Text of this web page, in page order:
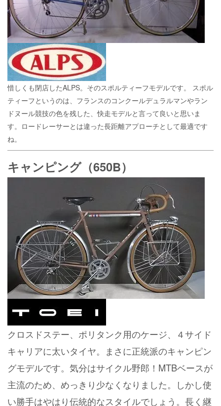
惜しくも閉店したALPS。そのスポルティーフモデルです。 スポル
ティーフというのは、フランスのコンクールデュラルマンやラン
ドヌール競技の色を残した、快走モデルと言って良いと思いま
す。ロードレーサーとは違った長距離アプローチとして最適です
ね。
キャンピング（650B）
クロスドステー、ポリタンク用のケージ、４サイド
キャリアに太いタイヤ。まさに正統派のキャンピン
グモデルです。気分はサイクル野郎！MTBベースが
主流のため、めっきり少なくなりました。しかし使
い勝手はやはり伝統的なスタイルでしょう。長く継